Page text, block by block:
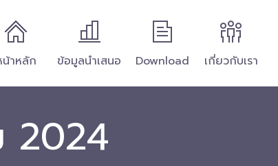
น้าหลัก ข้อมูลนำเสนอ Download เกี่ยวกับเรา
2024